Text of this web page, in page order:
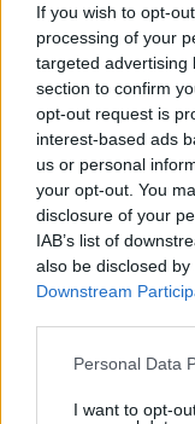
If you wish to opt-
processing of your
targeted advertising
section to confirm
opt-out request is
interest-based ads
us or personal
your opt-out. You
disclosure of your
IAB’s list of
also be disclosed
Downstream
Please note that
not limited to your
Personal Data
I want to opt-
Εθνική Τράπεζα: Η
μεγάλων έργων
Διασκεδάζουμε
29.07.2026, 09:39
ΡΟΗ
Ειδήσεις
μετά την
πριν μία ώρα